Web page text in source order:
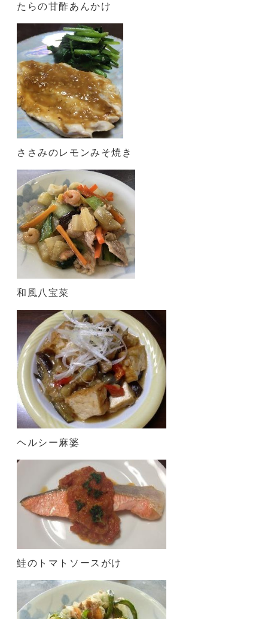
たらの甘酢あんかけ
ささみのレモンみそ焼き
和風八宝菜
ヘルシー麻婆
鮭のトマトソースがけ